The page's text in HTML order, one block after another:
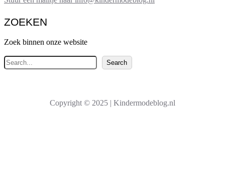
ZOEKEN
Zoek binnen onze website
Z
o
e
Search
Copyright © 2025 | Kindermodeblog.nl